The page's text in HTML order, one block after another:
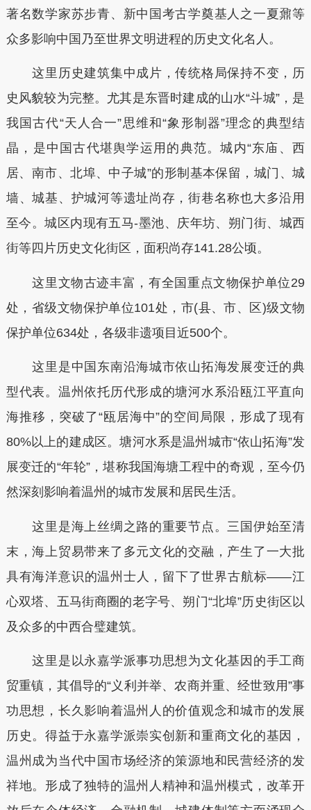
著名数学家苏步青、新中国考古学奠基人之一夏鼐等
众多影响中国乃至世界文明进程的历史文化名人。
这里历史建筑集中成片，传统格局保持不变，历
史风貌较为完整。尤其是东晋时建成的山水“斗城”，是
我国古代“天人合一”思维和“象形制器”理念的典型结
晶，是中国古代堪舆学运用的典范。城内“东庙、西
居、南市、北埠、中子城”的形制基本保留，城门、城
墙、城基、护城河等遗址尚存，街巷名称也大多沿用
至今。城区内现有五马-墨池、庆年坊、朔门街、城西
街等四片历史文化街区，面积尚存141.28公顷。
这里文物古迹丰富，有全国重点文物保护单位29
处，省级文物保护单位101处，市(县、市、区)级文物
保护单位634处，各级非遗项目近500个。
这里是中国东南沿海城市依山拓海发展变迁的典
型代表。温州依托历代形成的塘河水系沿瓯江平直向
海推移，突破了“瓯居海中”的空间局限，形成了现有
80%以上的建成区。塘河水系是温州城市“依山拓海”发
展变迁的“年轮”，堪称我国海塘工程中的奇观，至今仍
然深刻影响着温州的城市发展和居民生活。
这里是海上丝绸之路的重要节点。三国伊始至清
末，海上贸易带来了多元文化的交融，产生了一大批
具有海洋意识的温州士人，留下了世界古航标——江
心双塔、五马街商圈的老字号、朔门“北埠”历史街区以
及众多的中西合璧建筑。
这里是以永嘉学派事功思想为文化基因的手工商
贸重镇，其倡导的“义利并举、农商并重、经世致用”事
功思想，长久影响着温州人的价值观念和城市的发展
历史。得益于永嘉学派崇实创新和重商文化的基因，
温州成为当代中国市场经济的策源地和民营经济的发
祥地。形成了独特的温州人精神和温州模式，改革开